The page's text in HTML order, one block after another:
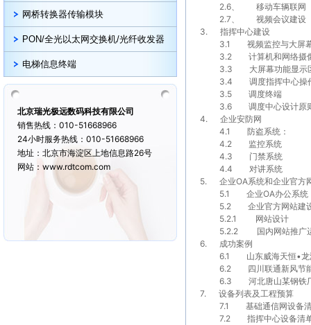
网桥转换器传输模块
PON/全光以太网交换机/光纤收发器
电梯信息终端
北京瑞光极远数码科技有限公司
销售热线：010-51668966
24小时服务热线：010-51668966
地址：北京市海淀区上地信息路26号
网站：www.rdtcom.com
2.6、
移动车辆联网
2.7、
视频会议建设
3.
指挥中心建设
3.1
视频监控与大屏
3.2
计算机和网络摄
3.3
大屏幕功能显示
3.4
调度指挥中心操
3.5
调度终端
3.6
调度中心设计原
4.
企业安防网
4.1
防盗系统：
4.2
监控系统
4.3
门禁系统
4.4
对讲系统
5.
企业OA系统和企业官方
5.1
企业OA办公系统
5.2
企业官方网站建
5.2.1
网站设计
5.2.2
国内网站推广
6.
成功案例
6.1
山东威海天恒•
6.2
四川联通新风节
6.3
河北唐山某钢铁
7.
设备列表及工程预算
7.1
基础通信网设备
7.2
指挥中心设备清